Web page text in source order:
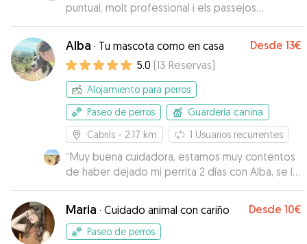
puntual, molt professional i els passejos
agradables. Nosaltres estem encantats i creiem
que en Sebas i la Pruna s'han entès molt bé,
també! 😉. Repetirem segur!!”
Alba · Tu mascota como en casa Desde 13€
5.0 (13 Reservas)
Alojamiento para perros
Paseo de perros
Guardería canina
Cabrils - 2.17 km 1 Usuarios recurrentes
“Muy buena cuidadora, estamos muy contentos
de haber dejado mi perrita 2 días con Alba, se lo
pasó genial en los paseos por la montaña”
Maria · Cuidado animal con cariño Desde 10€
Paseo de perros